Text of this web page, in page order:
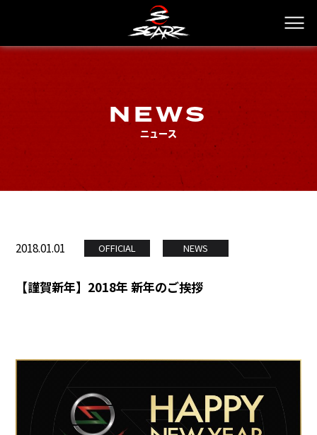
NEWS
ニュース
2018.01.01 OFFICIAL NEWS
【謹賀新年】2018年 新年のご挨拶